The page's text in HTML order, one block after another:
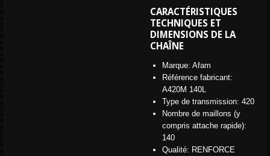
CARACTÉRISTIQUES
TECHNIQUES ET
DIMENSIONS DE LA
CHAÎNE
Marque: Afam
Référence fabricant:
A420M 140L
Type de transmission: 420
Nombre de maillons (y
compris attache rapide):
140
Qualité: RENFORCE